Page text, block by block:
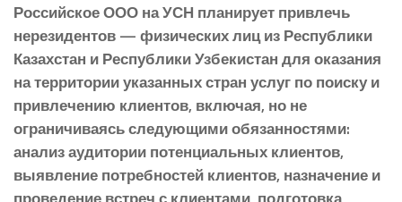
Российское ООО на УСН планирует привлечь
нерезидентов — физических лиц из Республики
Казахстан и Республики Узбекистан для оказания
на территории указанных стран услуг по поиску и
привлечению клиентов, включая, но не
ограничиваясь следующими обязанностями:
анализ аудитории потенциальных клиентов,
выявление потребностей клиентов, назначение и